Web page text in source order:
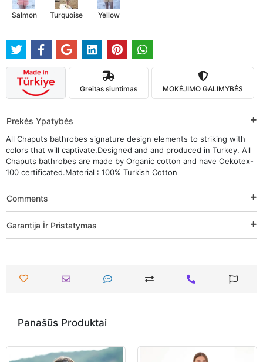
Salmon Turquoise Yellow
Greitas siuntimas MOKĖJIMO GALIMYBĖS
Prekės Ypatybės
All Chaputs bathrobes signature design elements to striking with
colors that will captivate.Designed and and produced in Turkey. All
Chaputs bathrobes are made by Organic cotton and have Oekotex-
100 certificated.Material : 100% Turkish Cotton
Comments
Garantija İr Pristatymas
Panašūs Produktai